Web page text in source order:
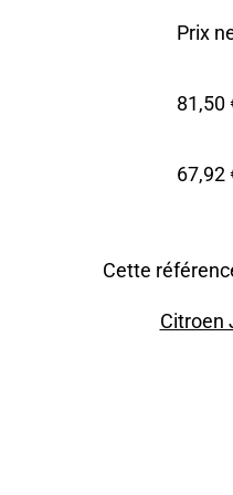
Prix
81,50
67,92
Cette
Citroen